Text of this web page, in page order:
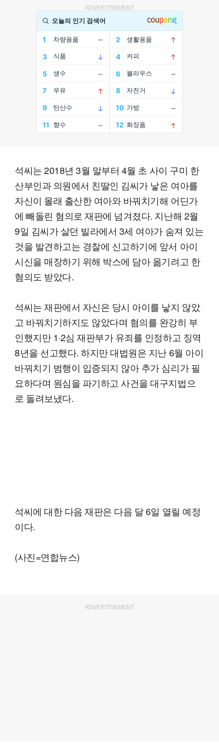
ADVERTISEMENT
석씨는 2018년 3월 말부터 4월 초 사이 구미 한
산부인과 의원에서 친딸인 김씨가 낳은 여아를
자신이 몰래 출산한 여아와 바꿔치기해 어딘가
에 빼돌린 혐의로 재판에 넘겨졌다. 지난해 2월
9일 김씨가 살던 빌라에서 3세 여아가 숨져 있는
것을 발견하고는 경찰에 신고하기에 앞서 아이
시신을 매장하기 위해 박스에 담아 옮기려고 한
혐의도 받았다.
석씨는 재판에서 자신은 당시 아이를 낳지 않았
고 바꿔치기하지도 않았다며 혐의를 완강히 부
인했지만 1·2심 재판부가 유죄를 인정하고 징역
8년을 선고했다. 하지만 대법원은 지난 6월 아이
바꿔치기 범행이 입증되지 않아 추가 심리가 필
요하다며 원심을 파기하고 사건을 대구지법으
로 돌려보냈다.
석씨에 대한 다음 재판은 다음 달 6일 열릴 예정
이다.
(사진=연합뉴스)
ADVERTISEMENT